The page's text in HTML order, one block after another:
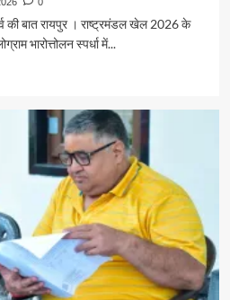
की बात रायपुर । राष्ट्रमंडल खेल 2026 के
भारोत्तोलन स्पर्धा में...